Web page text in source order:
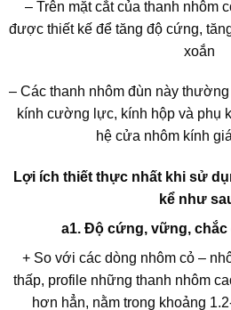
– Trên mặt cắt của thanh nhôm
được thiết kế để tăng độ cứng,
xoắn
– Các thanh nhôm đùn này
kính cường lực, kính hộp và phụ
hệ cửa nhôm kính
Lợi ích thiết thực nhất khi sử
kể như
a1. Độ cứng, vững, chắc
+ So với các dòng nhôm cỏ –
thấp, profile những thanh nhôm
hơn hẳn, nằm trong khoảng